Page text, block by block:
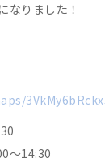
なりました！
〜14:30